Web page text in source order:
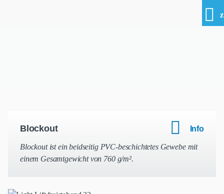
Blockout
Blockout ist ein beidseitig PVC-beschichtetes Gewebe mit
einem Gesamtgewicht von 760 g/m².
Info